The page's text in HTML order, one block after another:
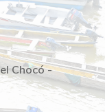
Chocó -